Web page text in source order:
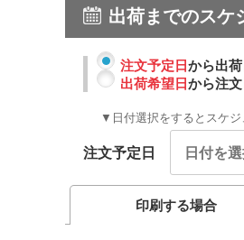
出荷までのスケ
注文予定日から出
出荷希望日から注
▼日付選択をするとスケ
注文予定日
印刷する場合